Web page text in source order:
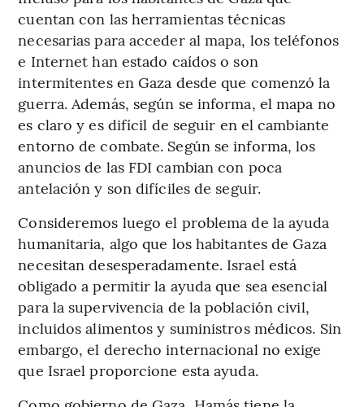
cuentan con las herramientas técnicas
necesarias para acceder al mapa, los teléfonos
e Internet han estado caídos o son
intermitentes en Gaza desde que comenzó la
guerra. Además, según se informa, el mapa no
es claro y es difícil de seguir en el cambiante
entorno de combate. Según se informa, los
anuncios de las FDI cambian con poca
antelación y son difíciles de seguir.
Consideremos luego el problema de la ayuda
humanitaria, algo que los habitantes de Gaza
necesitan desesperadamente. Israel está
obligado a permitir la ayuda que sea esencial
para la supervivencia de la población civil,
incluidos alimentos y suministros médicos. Sin
embargo, el derecho internacional no exige
que Israel proporcione esta ayuda.